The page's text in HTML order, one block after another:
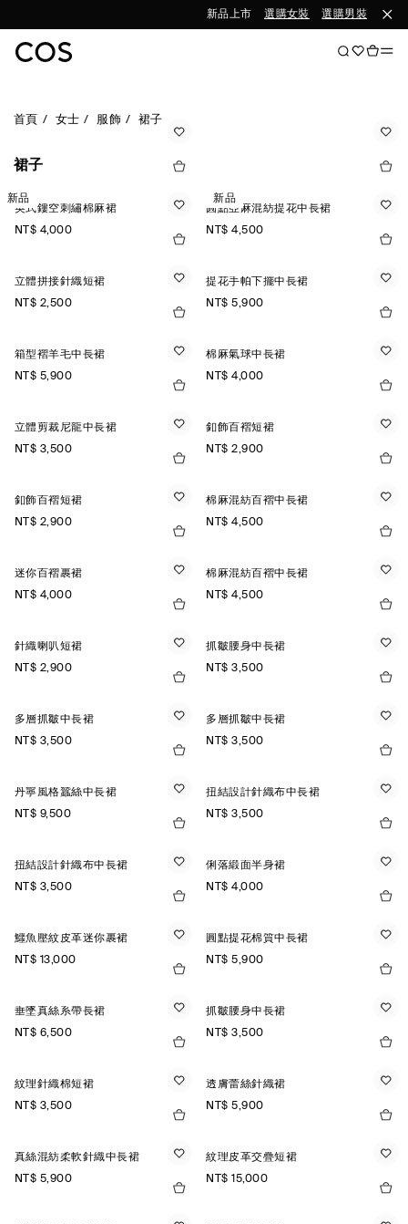
新品上市 選購女裝 選購男裝
首頁 女士 服飾 裙子
裙子
新品
英式鏤空刺繡棉麻裙
NT$ 4,000
新品
圓點亞麻混紡提花中長裙
NT$ 4,500
立體拼接針織短裙
NT$ 2,500
提花手帕下擺中長裙
NT$ 5,900
箱型褶羊毛中長裙
NT$ 5,900
棉麻氣球中長裙
NT$ 4,000
立體剪裁尼龍中長裙
NT$ 3,500
釦飾百褶短裙
NT$ 2,900
釦飾百褶短裙
NT$ 2,900
棉麻混紡百褶中長裙
NT$ 4,500
迷你百褶裹裙
NT$ 4,000
棉麻混紡百褶中長裙
NT$ 4,500
針織喇叭短裙
NT$ 2,900
抓皺腰身中長裙
NT$ 3,500
多層抓皺中長裙
NT$ 3,500
多層抓皺中長裙
NT$ 3,500
丹寧風格蠶絲中長裙
NT$ 9,500
扭結設計針織布中長裙
NT$ 3,500
扭結設計針織布中長裙
NT$ 3,500
俐落緞面半身裙
NT$ 4,000
鱷魚壓紋皮革迷你裹裙
NT$ 13,000
圓點提花棉質中長裙
NT$ 5,900
垂墜真絲系帶長裙
NT$ 6,500
抓皺腰身中長裙
NT$ 3,500
紋理針織棉短裙
NT$ 3,500
透膚蕾絲針織裙
NT$ 5,900
真絲混紡柔軟針織中長裙
NT$ 5,900
紋理皮革交疊短裙
NT$ 15,000